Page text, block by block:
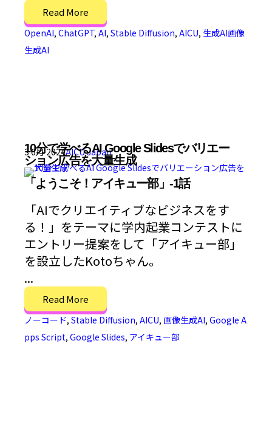
Read More
OpenAI, ChatGPT, AI, Stable Diffusion, AICU, 生成AI画像
生成AI
10分で学べるAI Google Slidesでバリエー
ション広告を大量生成
3 6月 2024AICU Japan
「ようこそ！アイキュー部」-1話
「AIでクリエイティブなビジネスをす
る！」をテーマに学内起業コンテストに
エントリー提案をして「アイキュー部」
を設立したKotoちゃん。
...
Read More
ノーコード, Stable Diffusion, AICU, 画像生成AI, Google A
pps Script, Google Slides, アイキュー部